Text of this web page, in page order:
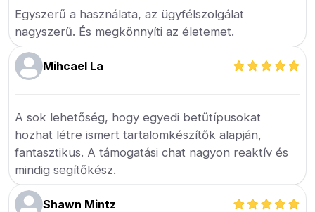
Egyszerű a használata, az ügyfélszolgálat
nagyszerű. És megkönnyíti az életemet.
Mihcael La
A sok lehetőség, hogy egyedi betűtípusokat
hozhat létre ismert tartalomkészítők alapján,
fantasztikus. A támogatási chat nagyon reaktív és
mindig segítőkész.
Shawn Mintz